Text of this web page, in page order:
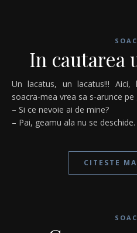
In cautarea
Un lacatus, un lacatus!!! Aici, la etaju patru! Vino repede,
soacra-mea vrea sa s-arunce pe
– Si ce nevoie ai de mine?
– Pai, geamu ala nu se deschide.
CITESTE